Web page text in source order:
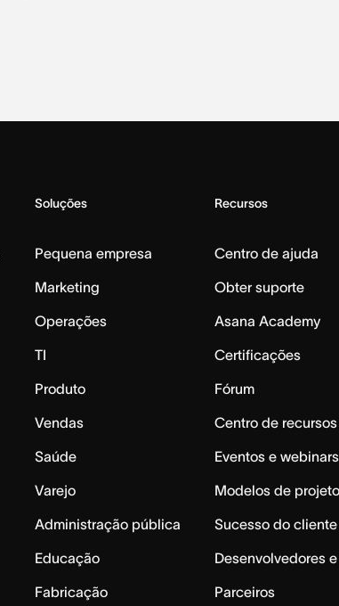
Soluções
Pequena empresa
Marketing
Operações
TI
Produto
Vendas
Saúde
Varejo
Administração pública
Educação
Fabricação
Recursos
Centro de ajuda
Obter suporte
Asana Academy
Certificações
Fórum
Centro de recursos
Eventos e webinars
Modelos de
Sucesso do cliente
Desenvolvedores e
Parceiros